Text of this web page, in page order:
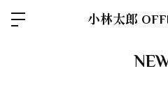
小林太郎